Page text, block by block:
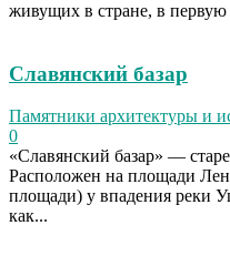
живущих в стране, в первую
Славянский базар
Памятники архитектуры и
0
«Славянский базар» —
Расположен на площади
площади) у впадения реки
как...